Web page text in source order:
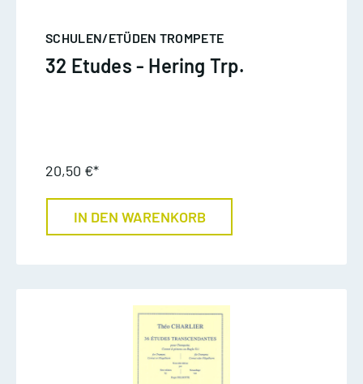
SCHULEN/ETÜDEN TROMPETE
32 Etudes - Hering Trp.
20,50 €*
IN DEN WARENKORB